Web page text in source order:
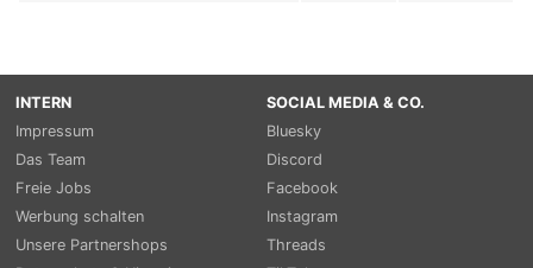
INTERN
Impressum
Das Team
Freie Jobs
Werbung schalten
Unsere Partnershops
SOCIAL MEDIA & CO.
Bluesky
Discord
Facebook
Instagram
Threads